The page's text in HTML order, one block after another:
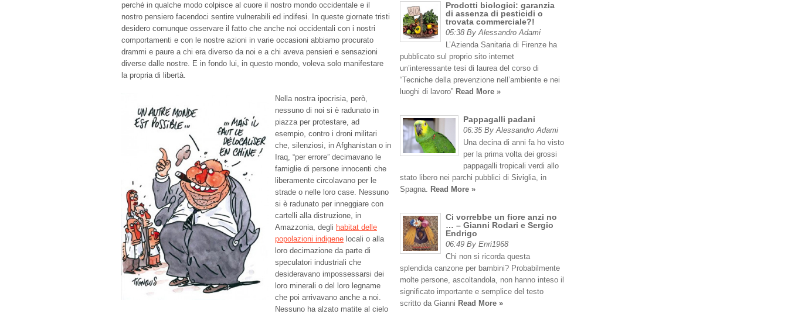
perché in qualche modo colpisce al cuore il nostro mondo occidentale e il
nostro pensiero facendoci sentire vulnerabili ed indifesi. In queste giornate tristi
desidero comunque osservare il fatto che anche noi occidentali con i nostri
comportamenti e con le nostre azioni in varie occasioni abbiamo procurato
drammi e paure a chi era diverso da noi e a chi aveva pensieri e sensazioni
diverse dalle nostre. E in fondo lui, in questo mondo, voleva solo manifestare
la propria di libertà.
Nella nostra ipocrisia, però,
nessuno di noi si è radunato in
piazza per protestare, ad
esempio, contro i droni militari
che, silenziosi, in Afghanistan o in
Iraq, “per errore” decimavano le
famiglie di persone innocenti che
liberamente circolavano per le
strade o nelle loro case. Nessuno
si è radunato per inneggiare con
cartelli alla distruzione, in
Amazzonia, degli habitat delle
popolazioni indigene locali o alla
loro decimazione da parte di
speculatori industriali che
desideravano impossessarsi dei
loro minerali o del loro legname
che poi arrivavano anche a noi.
Nessuno ha alzato matite al cielo
Prodotti biologici: garanzia
di assenza di pesticidi o
trovata commerciale?!
05:38 By Alessandro Adami
L’Azienda Sanitaria di Firenze ha
pubblicato sul proprio sito internet
un’interessante tesi di laurea del corso di
“Tecniche della prevenzione nell’ambiente e nei
luoghi di lavoro” Read More »
Pappagalli padani
06:35 By Alessandro Adami
Una decina di anni fa ho visto
per la prima volta dei grossi
pappagalli tropicali verdi allo
stato libero nei parchi pubblici di Siviglia, in
Spagna. Read More »
Ci vorrebbe un fiore anzi no
… – Gianni Rodari e Sergio
Endrigo
06:49 By Enri1968
Chi non si ricorda questa
splendida canzone per bambini? Probabilmente
molte persone, ascoltandola, non hanno inteso il
significato importante e semplice del testo
scritto da Gianni Read More »